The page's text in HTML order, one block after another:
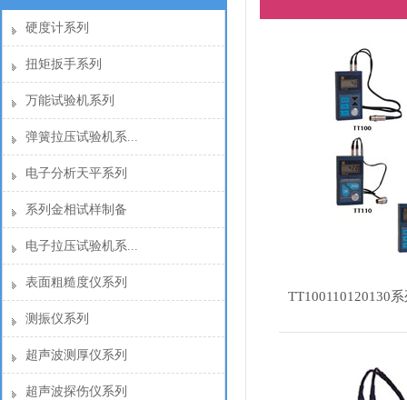
硬度计系列
扭矩扳手系列
万能试验机系列
弹簧拉压试验机系...
电子分析天平系列
系列金相试样制备
电子拉压试验机系...
表面粗糙度仪系列
测振仪系列
超声波测厚仪系列
超声波探伤仪系列
TT100110120130